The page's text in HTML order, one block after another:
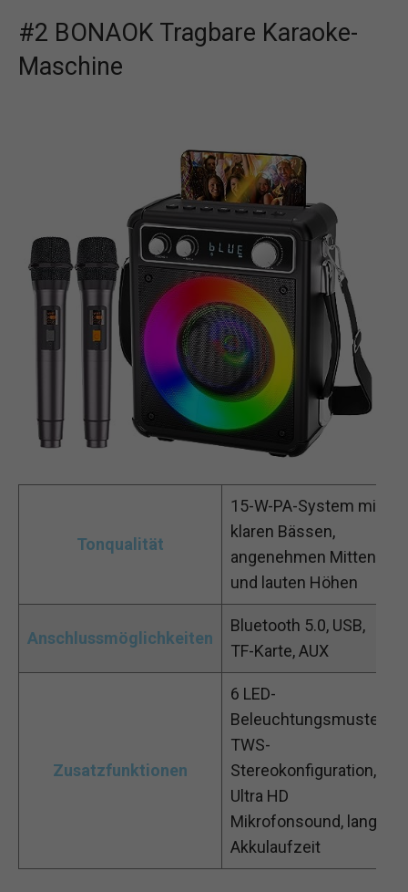
#2 BONAOK Tragbare Karaoke-
Maschine
Tonqualität
15-W-PA-System mit
klaren Bässen,
angenehmen Mitten
und lauten Höhen
Anschlussmöglichkeiten
Bluetooth 5.0, USB,
TF-Karte, AUX
Zusatzfunktionen
6 LED-
Beleuchtungsmuster,
TWS-
Stereokonfiguration,
Ultra HD
Mikrofonsound, lange
Akkulaufzeit